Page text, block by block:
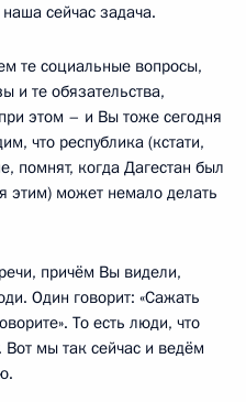
сейчас задача.
те социальные вопросы,
и те обязательства,
этом – и Вы тоже сегодня
что республика (кстати,
помнят, когда Дагестан был
этим) может немало делать
причём Вы видели,
Один говорит: «Сажать
То есть люди, что
Вот мы так сейчас и ведём